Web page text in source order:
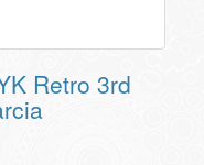
Retro 3rd